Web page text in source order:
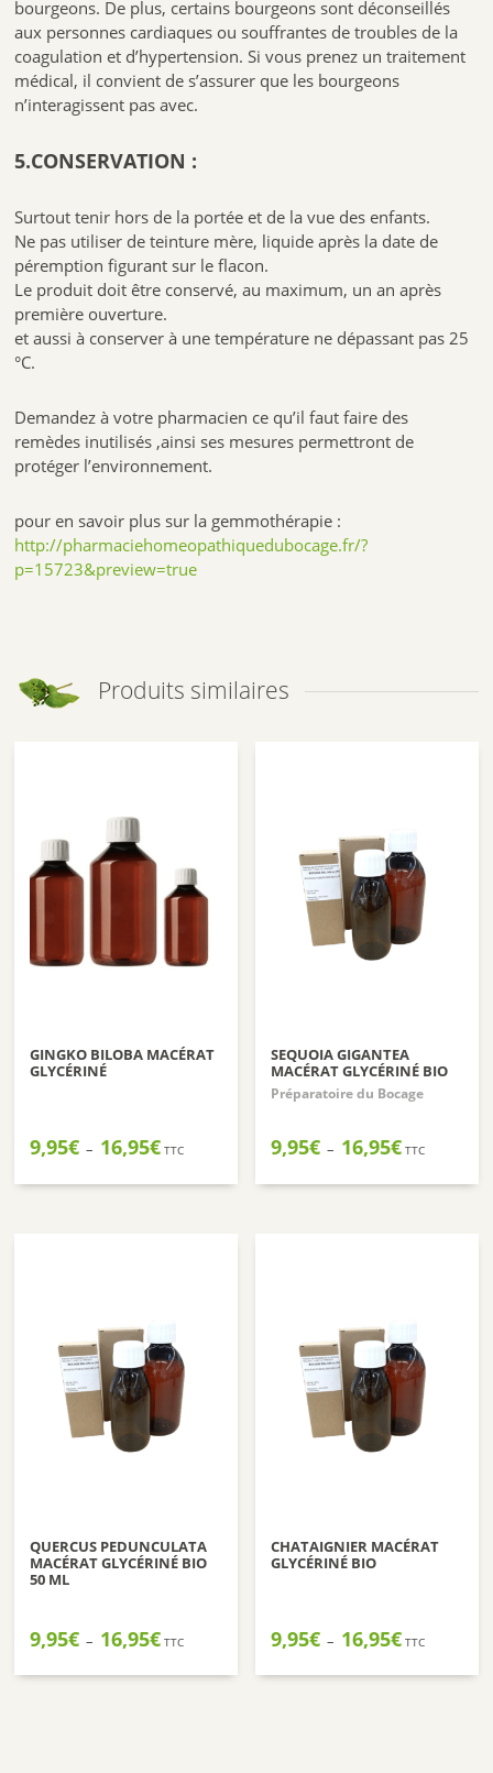
bourgeons. De plus, certains bourgeons sont déconseillés
aux personnes cardiaques ou souffrantes de troubles de la
coagulation et d’hypertension. Si vous prenez un traitement
médical, il convient de s’assurer que les bourgeons
n’interagissent pas avec.
5.CONSERVATION :
Surtout tenir hors de la portée et de la vue des enfants.
Ne pas utiliser de teinture mère, liquide après la date de
péremption figurant sur le flacon.
Le produit doit être conservé, au maximum, un an après
première ouverture.
et aussi à conserver à une température ne dépassant pas 25
°C.
Demandez à votre pharmacien ce qu’il faut faire des
remèdes inutilisés ,ainsi ses mesures permettront de
protéger l’environnement.
pour en savoir plus sur la gemmothérapie :
http://pharmaciehomeopathiquedubocage.fr/?
p=15723&preview=true
Produits similaires
GINGKO BILOBA MACÉRAT
GLYCÉRINÉ
9,95€ – 16,95€Plage
prix :
TTC
SEQUOIA GIGANTEA
MACÉRAT GLYCÉRINÉ BIO
Préparatoire du Bocage
9,95€ – 16,95€Plage
prix :
TTC
QUERCUS PEDUNCULATA
MACÉRAT GLYCÉRINÉ BIO
50 ML
9,95€ – 16,95€
prix :
TTC
CHATAIGNIER MACÉRAT
GLYCÉRINÉ BIO
9,95€ – 16,95€
prix :
TTC